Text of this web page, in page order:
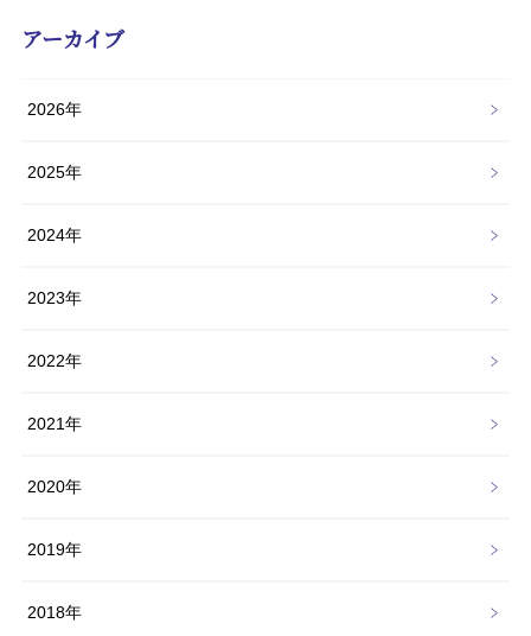
アーカイブ
2026年
2025年
2024年
2023年
2022年
2021年
2020年
2019年
2018年